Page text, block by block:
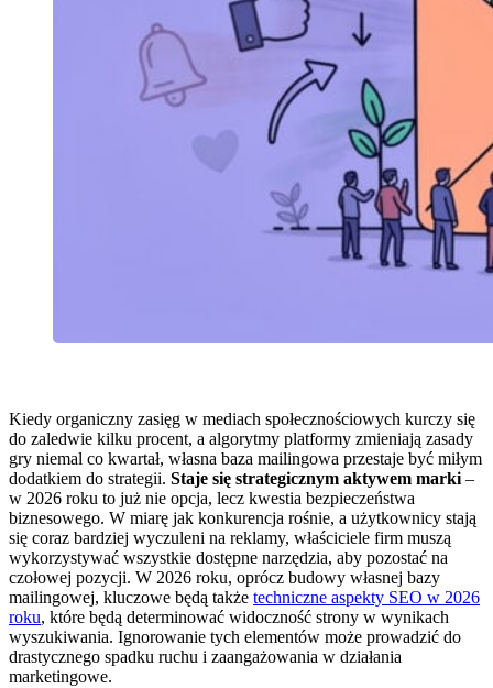
Kiedy organiczny zasięg w mediach społecznościowych kurczy się
do zaledwie kilku procent, a algorytmy platformy zmieniają zasady
gry niemal co kwartał, własna baza mailingowa przestaje być miłym
dodatkiem do strategii. Staje się strategicznym aktywem marki –
w 2026 roku to już nie opcja, lecz kwestia bezpieczeństwa
biznesowego. W miarę jak konkurencja rośnie, a użytkownicy stają
się coraz bardziej wyczuleni na reklamy, właściciele firm muszą
wykorzystywać wszystkie dostępne narzędzia, aby pozostać na
czołowej pozycji. W 2026 roku, oprócz budowy własnej bazy
mailingowej, kluczowe będą także techniczne aspekty SEO w 2026
roku, które będą determinować widoczność strony w wynikach
wyszukiwania. Ignorowanie tych elementów może prowadzić do
drastycznego spadku ruchu i zaangażowania w działania
marketingowe.